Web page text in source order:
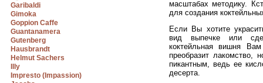
Garibaldi
Gimoka
Goppion Caffe
Guantanamera
Gutenberg
Hausbrandt
Helmut Sachers
Illy
Impresto (Impassion)
масштабах методику.
для создания
Если Вы хотите
вид выпечке или
коктейльная вишня
преобразит лакомство,
пикантным, ведь ее
десерта.